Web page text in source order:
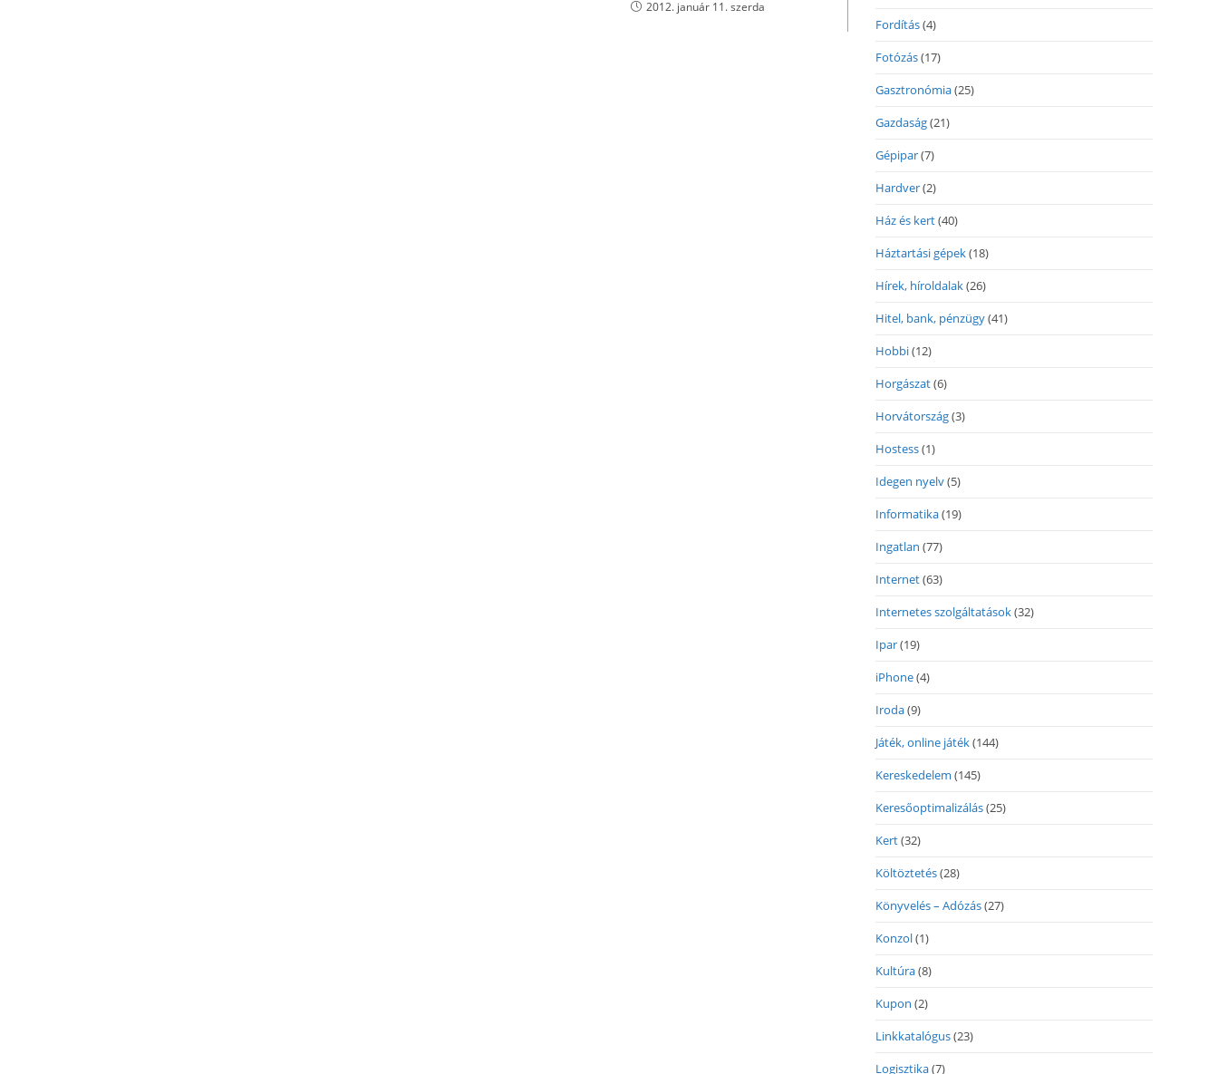
2012. január 11. szerda
Fordítás(4)
Fotózás(17)
Gasztronómia(25)
Gazdaság(21)
Gépipar(7)
Hardver(2)
Ház és kert(40)
Háztartási gépek(18)
Hírek, híroldalak(26)
Hitel, bank, pénzügy(41)
Hobbi(12)
Horgászat(6)
Horvátország(3)
Hostess(1)
Idegen nyelv(5)
Informatika(19)
Ingatlan (77)
Internet(63)
Internetes szolgáltatások(32)
Ipar(19)
iPhone(4)
Iroda(9)
Játék, online játék(144)
Kereskedelem (145)
Keresőoptimalizálás(25)
Kert(32)
Költöztetés(28)
Könyvelés – Adózás(27)
Konzol(1)
Kultúra(8)
Kupon (2)
Linkkatalógus(23)
Logisztika(7)